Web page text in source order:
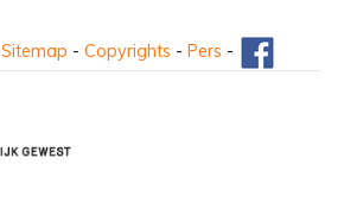
Sitemap - Copyrights - Pers -